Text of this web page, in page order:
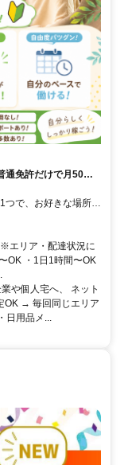
通免許だけで月50万
エリア・配達状況に
OK ・1日1時間〜OK
や個人宅へ、 ネット
OK → 毎回同じエリア
日用品メ...